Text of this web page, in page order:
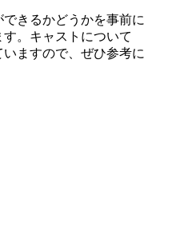
きるかどうかを事前に
。キャストについて
ますので、ぜひ参考に